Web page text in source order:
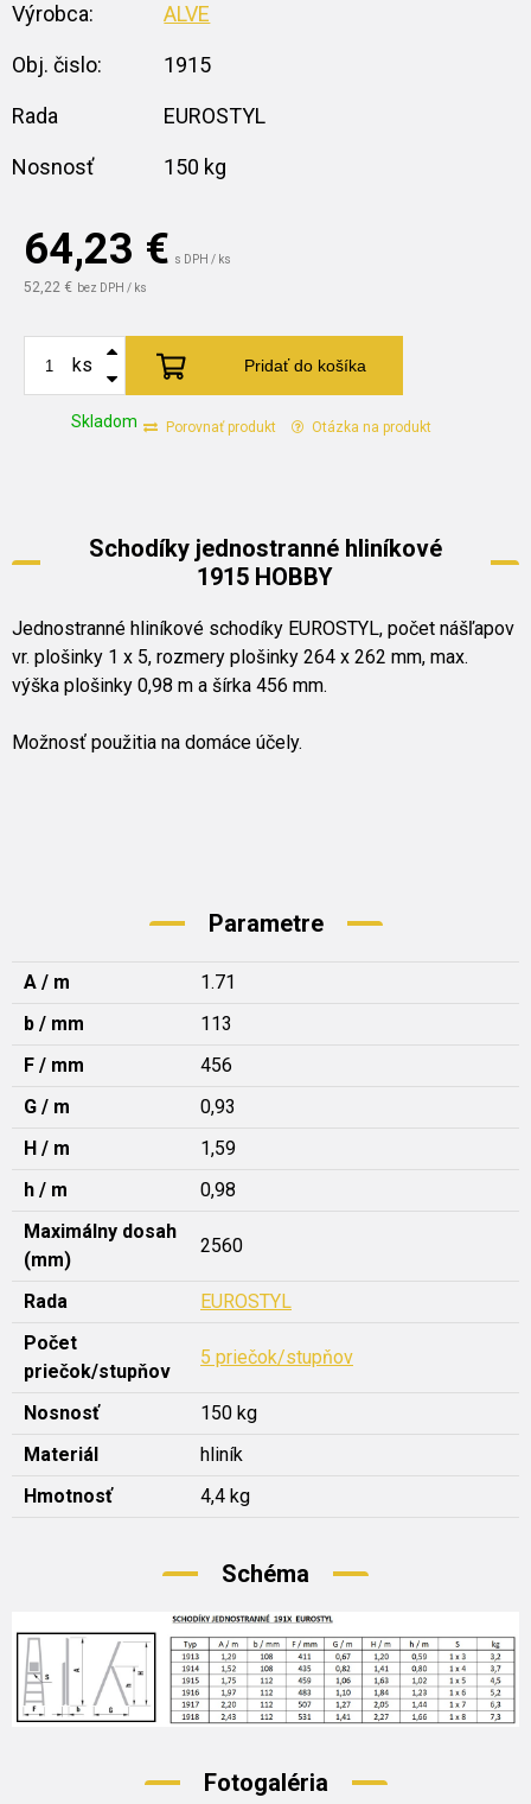
64,23 € s DPH / ks
52,22 € bez DPH / ks
Skladom
ks Pridať do košíka
Porovnať produkt Otázka na produkt
Výrobca: ALVE
Obj. čislo: 1915
Rada EUROSTYL
Nosnosť 150 kg
Schodíky jednostranné hliníkové
1915 HOBBY
Jednostranné hliníkové schodíky EUROSTYL, počet nášľapov
vr. plošinky 1 x 5, rozmery plošinky 264 x 262 mm, max.
výška plošinky 0,98 m a šírka 456 mm.
Možnosť použitia na domáce účely.
Parametre
A / m
1.71
b / mm
113
F / mm
456
G / m
0,93
H / m
1,59
h / m
0,98
Maximálny dosah
(mm)
2560
Rada
EUROSTYL
Počet
priečok/stupňov
5 priečok/stupňov
Nosnosť
150 kg
Materiál
hliník
Hmotnosť
4,4 kg
Schéma
Fotogaléria